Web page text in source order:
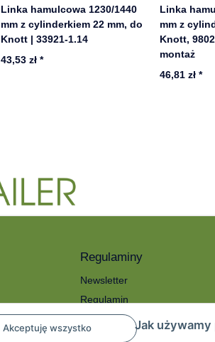
Akceptuję wszystko Jak używamy
Linka hamulcowa 1230/1440
mm z cylinderkiem 22 mm, do
Knott | 33921-1.14
43,53 zł*
Linka
mm z
Knott,
montaż
46,81 zł*
Regulaminy
Newsletter
Regulamin
Polityka prywatności